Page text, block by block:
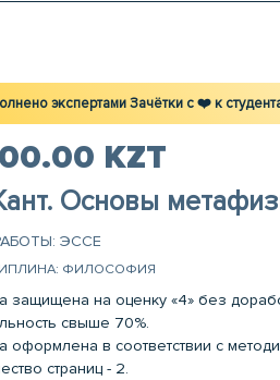
экспертами Зачётки c ❤️ к
KZT
Основы
ЭССЕ
ФИЛОСОФИЯ
защищена на оценку «4» без
свыше 70%.
оформлена в соответствии с
страниц - 2.